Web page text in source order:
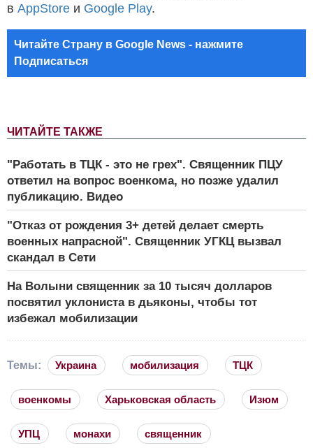
ЧИТАЙТЕ ТАКЖЕ
"Работать в ТЦК - это не грех". Священник ПЦУ
ответил на вопрос военкома, но позже удалил
публикацию. Видео
"Отказ от рождения 3+ детей делает смерть
военных напрасной". Священник УГКЦ вызвал
скандал в Сети
На Волыни священник за 10 тысяч долларов
посвятил уклониста в дьяконы, чтобы тот
избежал мобилизации
в AppStore и Google Play.
Читайте Страну в Google News - нажмите
Подписаться
Темы: Украина мобилизация ТЦК
военкомы Харьковская область Изюм
УПЦ монахи священник